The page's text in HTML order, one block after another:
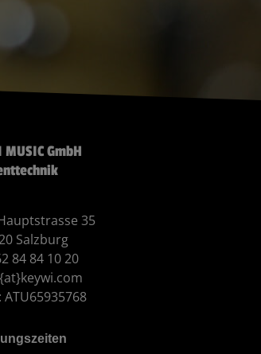
MUSIC GmbH
35
Salzburg
84 84 10 20
ATU65935768